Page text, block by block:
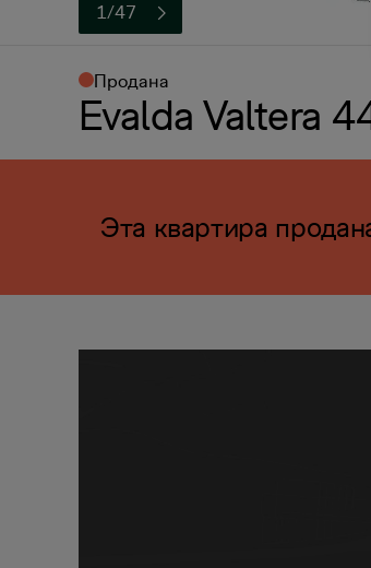
1/47
Продана
Evalda Valtera
Эта квартира